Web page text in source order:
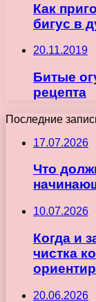
Как
бигус в
20.11.2019
Битые
рецепта
Последние
17.07.2026
Что
10.07.2026
Когда и
чистка
20.06.2026